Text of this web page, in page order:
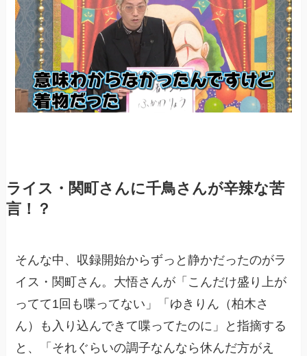
ライス・関町さんに千鳥さんが辛辣な苦
言！？
そんな中、収録開始からずっと静かだったのがラ
イス・関町さん。大悟さんが「こんだけ盛り上が
ってて1回も喋ってない」「ゆきりん（柏木さ
ん）も入り込んできて喋ってたのに」と指摘する
と、「それぐらいの調子なんなら休んだ方がえ